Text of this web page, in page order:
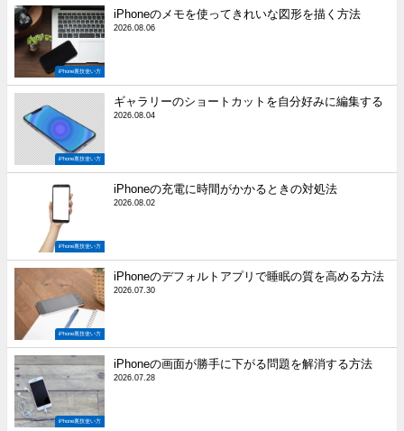
iPhone裏技使い方
iPhoneのメモを使ってきれいな図形を描く方法
2026.08.06
iPhone裏技使い方
ギャラリーのショートカットを自分好みに編集する
2026.08.04
iPhone裏技使い方
iPhoneの充電に時間がかかるときの対処法
2026.08.02
iPhone裏技使い方
iPhoneのデフォルトアプリで睡眠の質を高める方法
2026.07.30
iPhone裏技使い方
iPhoneの画面が勝手に下がる問題を解消する方法
2026.07.28